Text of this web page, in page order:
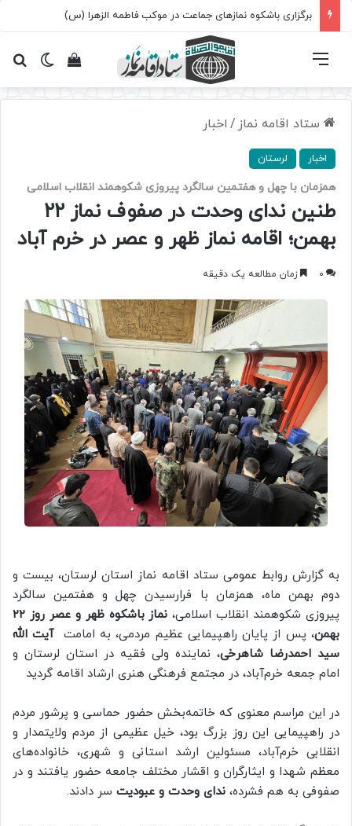
برگزاری باشکوه نمازهای جماعت در موکب فاطمه الزهرا (س)
تغییرمشاهده فهرست
ستاد اقامه نماز / اخبار
اخبار لرستان
همزمان با چهل و هفتمین سالگرد پیروزی شکوهمند انقلاب اسلامی
طنین ندای وحدت در صفوف نماز ۲۲
بهمن؛ اقامه نماز ظهر و عصر در خرم آباد
0 زمان مطالعه یک دقیقه
به گزارش روابط عمومی ستاد اقامه نماز استان لرستان، بیست و
دوم بهمن ماه، همزمان با فرارسیدن چهل و هفتمین سالگرد
پیروزی شکوهمند انقلاب اسلامی،
نماز باشکوه ظهر و عصر روز ۲۲
بهمن، پس از پایان راهپیمایی عظیم مردمی، به امامت آیت الله
سید احمدرضا شاهرخی، نماینده ولی فقیه در استان لرستان و
امام جمعه خرم‌آباد، در مجتمع فرهنگی هنری ارشاد اقامه گردید
در این مراسم معنوی که خاتمه‌بخش حضور حماسی و پرشور مردم
در راهپیمایی این روز بزرگ بود، خیل عظیمی از مردم ولایتمدار و
انقلابی خرم‌آباد، مسئولین ارشد استانی و شهری، خانواده‌های
معظم شهدا و ایثارگران و اقشار مختلف جامعه حضور یافتند و در
صفوفی به هم فشرده، ندای وحدت و عبودیت سر دادند.